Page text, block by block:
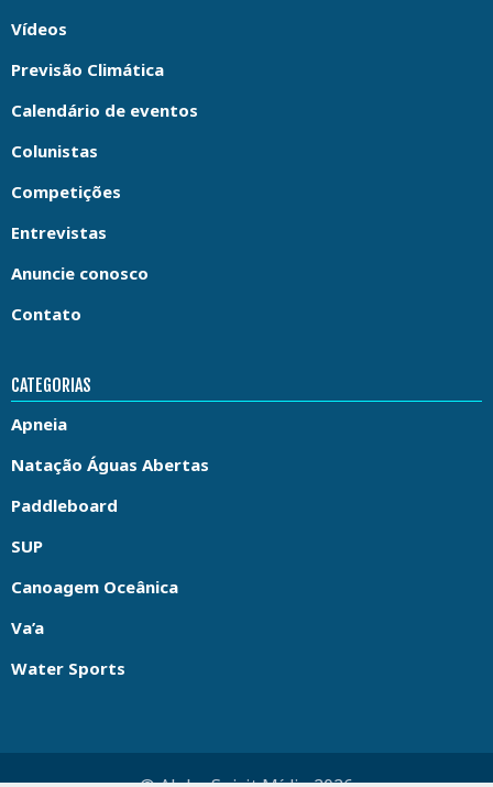
Vídeos
Previsão Climática
Calendário de eventos
Colunistas
Competições
Entrevistas
Anuncie conosco
Contato
CATEGORIAS
Apneia
Natação Águas Abertas
Paddleboard
SUP
Canoagem Oceânica
Va’a
Water Sports